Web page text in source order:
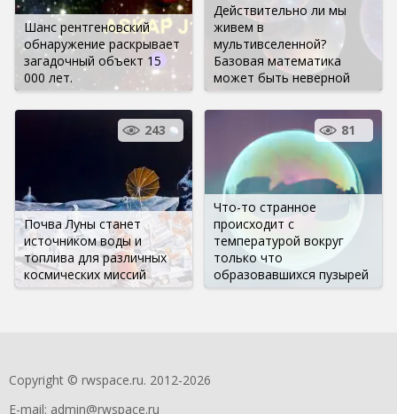
Шанс рентгеновский
обнаружение раскрывает
загадочный объект 15
000 лет.
Действительно ли мы
живем в
мультивселенной?
Базовая математика
может быть неверной
Почва Луны станет
источником воды и
топлива для различных
космических миссий
243
Что-то странное
происходит с
температурой вокруг
только что
образовавшихся пузырей
81
Copyright © rwspace.ru. 2012-2026
E-mail: admin@rwspace.ru